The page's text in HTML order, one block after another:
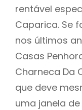
rentável
Caparica. Se
nos últimos
Casas
Charneca Da
que deve
uma janela